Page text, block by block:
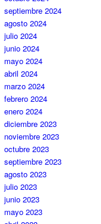
septiembre 2024
agosto 2024
julio 2024
junio 2024
mayo 2024
abril 2024
marzo 2024
febrero 2024
enero 2024
diciembre 2023
noviembre 2023
octubre 2023
septiembre 2023
agosto 2023
julio 2023
junio 2023
mayo 2023